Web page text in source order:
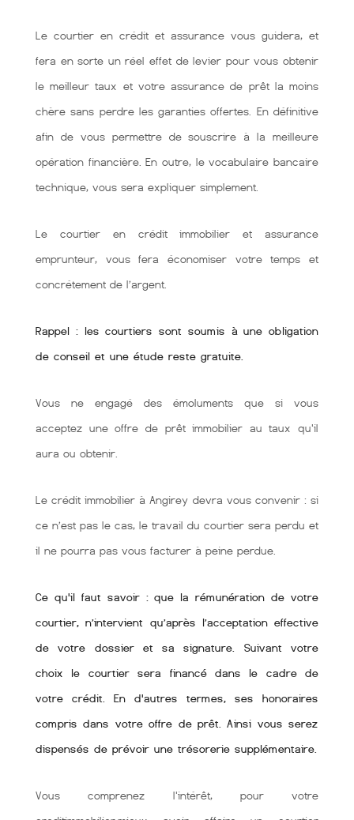
Le courtier en crédit et assurance vous guidera, et
fera en sorte un réel effet de levier pour vous obtenir
le meilleur taux et votre assurance de prêt la moins
chère sans perdre les garanties offertes. En définitive
afin de vous permettre de souscrire à la meilleure
opération financière. En outre, le vocabulaire bancaire
technique, vous sera expliquer simplement.
Le courtier en crédit immobilier et assurance
emprunteur, vous fera économiser votre temps et
concrétement de l’argent.
Rappel : les courtiers sont soumis à une obligation
de conseil et une étude reste gratuite.
Vous ne engagé des émoluments que si vous
acceptez une offre de prêt immobilier au taux qu'il
aura ou obtenir.
Le crédit immobilier à Angirey devra vous convenir : si
ce n’est pas le cas, le travail du courtier sera perdu et
il ne pourra pas vous facturer à peine perdue.
Ce qu'il faut savoir : que la rémunération de votre
courtier, n’intervient qu’après l’acceptation effective
de votre dossier et sa signature. Suivant votre
choix le courtier sera financé dans le cadre de
votre crédit. En d'autres termes, ses honoraires
compris dans votre offre de prêt. Ainsi vous serez
dispensés de prévoir une trésorerie supplémentaire.
Vous comprenez l'intérêt, pour votre